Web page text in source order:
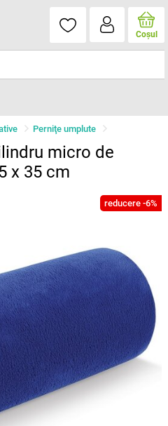
Coşul
Perniţe umplute
micro de
x 35 cm
reducere -6%